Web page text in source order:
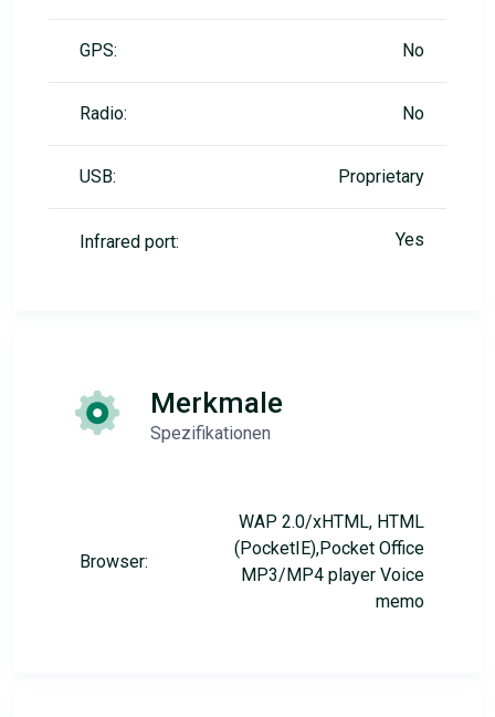
GPS: No
Radio: No
USB: Proprietary
Infrared port: Yes
Merkmale
Spezifikationen
Browser:
WAP 2.0/xHTML, HTML
(PocketIE),Pocket Office
MP3/MP4 player Voice
memo